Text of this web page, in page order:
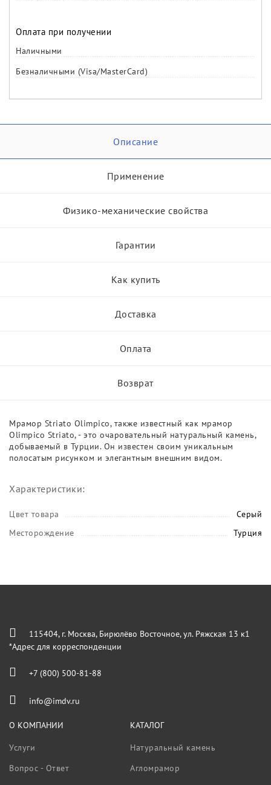
Оплата при получении
Наличными
Безналичными (Visa/MasterCard)
Описание
Применение
Физико-механические свойства
Гарантии
Как купить
Доставка
Оплата
Возврат
Мрамор Striato Olimpico, также известный как мрамор
Olimpico Striato, - это очаровательный натуральный камень,
добываемый в Турции. Он известен своим уникальным
полосатым рисунком и элегантным внешним видом.
Характеристики:
Цвет товара
Серый
Месторождение
Турция
115404, г. Москва, Бирюлёво Восточное, ул. Ряжская 13 к1
*Адрес для корреспонденции
+7 (800) 500-81-88
info@imdv.ru
О КОМПАНИИ
Услуги
Вопрос - Ответ
КАТАЛОГ
Натуральный камень
Агломрамор